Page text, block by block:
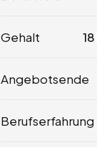
Gehalt 18
Angebotsende
Berufserfahrung